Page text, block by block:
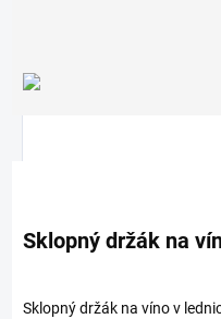
Sklopný držák na
Sklopný držák na víno v